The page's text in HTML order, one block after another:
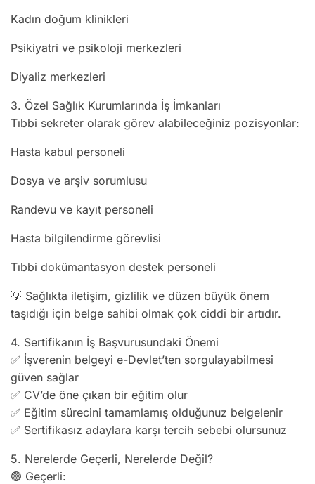
Kadın doğum klinikleri
Psikiyatri ve psikoloji merkezleri
Diyaliz merkezleri
3. Özel Sağlık Kurumlarında İş İmkanları
Tıbbi sekreter olarak görev alabileceğiniz pozisyonlar:
Hasta kabul personeli
Dosya ve arşiv sorumlusu
Randevu ve kayıt personeli
Hasta bilgilendirme görevlisi
Tıbbi dokümantasyon destek personeli
💡 Sağlıkta iletişim, gizlilik ve düzen büyük önem
taşıdığı için belge sahibi olmak çok ciddi bir artıdır.
4. Sertifikanın İş Başvurusundaki Önemi
✅ İşverenin belgeyi e-Devlet’ten sorgulayabilmesi
güven sağlar
✅ CV’de öne çıkan bir eğitim olur
✅ Eğitim sürecini tamamlamış olduğunuz belgelenir
✅ Sertifikasız adaylara karşı tercih sebebi olursunuz
5. Nerelerde Geçerli, Nerelerde Değil?
🟢 Geçerli: